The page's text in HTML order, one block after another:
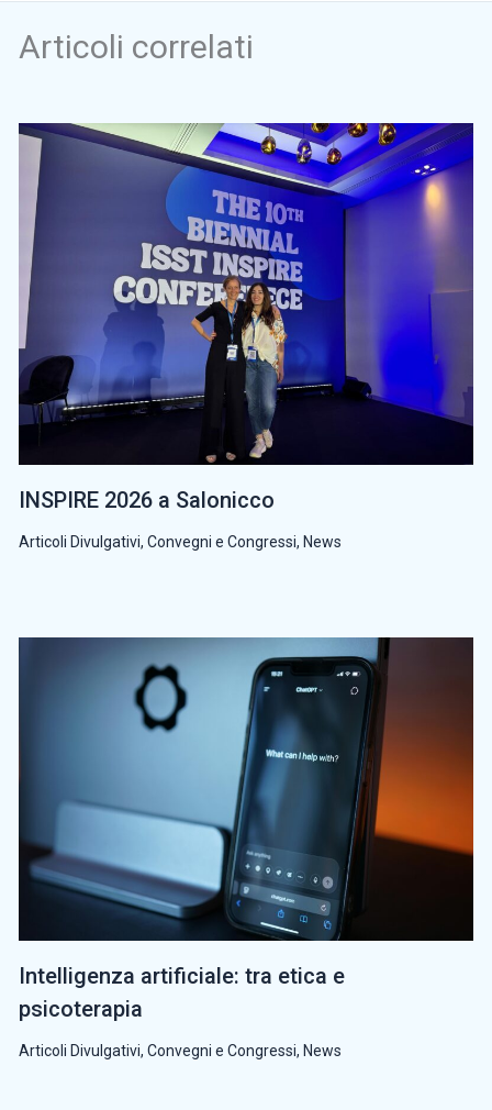
Articoli correlati
INSPIRE 2026 a Salonicco
Articoli Divulgativi, Convegni e Congressi, News
Intelligenza artificiale: tra etica e
psicoterapia
Articoli Divulgativi, Convegni e Congressi, News